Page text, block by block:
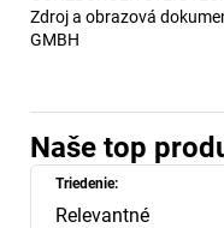
Zdroj a obrazová
GMBH
Naše top
Triedenie:
Relevantné